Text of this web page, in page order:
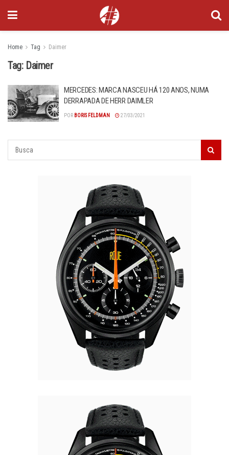
Home Tag Daimer
Tag: Daimer
MERCEDES: MARCA NASCEU HÁ 120 ANOS, NUMA
DERRAPADA DE HERR DAIMLER
POR BORIS FELDMAN 27/03/2021